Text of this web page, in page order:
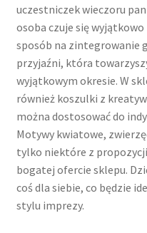
uczestniczek wieczoru
osoba czuje się wyjątkowo
sposób na zintegrowanie
przyjaźni, która
wyjątkowym okresie. W
również koszulki z
można dostosować do
Motywy kwiatowe,
tylko niektóre z
bogatej ofercie sklepu.
coś dla siebie, co będzie
stylu imprezy.